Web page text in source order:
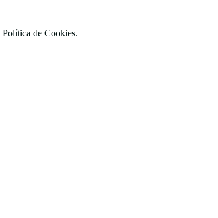
de Cookies.